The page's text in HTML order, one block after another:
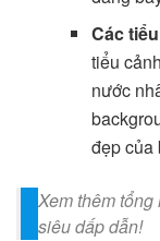
Các
tiểu
nước
đẹp của
Xem thêm
siêu dấp dẫn!